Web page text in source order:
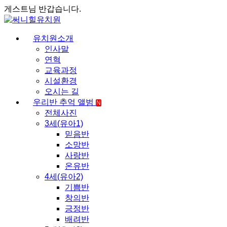
게스트님 반갑습니다.
유치원소개
인사말
연혁
교육과정
시설환경
오시는 길
우리반 추억 앨범
N
전체사진
3세(유아1)
믿음반
소망반
사랑반
온유반
4세(유아2)
기쁨반
창의반
긍정반
배려반